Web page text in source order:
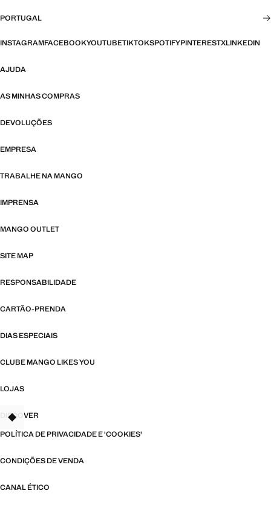
PORTUGAL
INSTAGRAMFACEBOOKYOUTUBETIKTOKSPOTIFYPINTERESTXLINKEDIN
AJUDA
AS MINHAS COMPRAS
DEVOLUÇÕES
EMPRESA
TRABALHE NA MANGO
IMPRENSA
MANGO OUTLET
SITE MAP
RESPONSABILIDADE
CARTÃO-PRENDA
DIAS ESPECIAIS
CLUBE MANGO LIKES YOU
LOJAS
DISCOVER
POLÍTICA DE PRIVACIDADE E 'COOKIES'
CONDIÇÕES DE VENDA
CANAL ÉTICO